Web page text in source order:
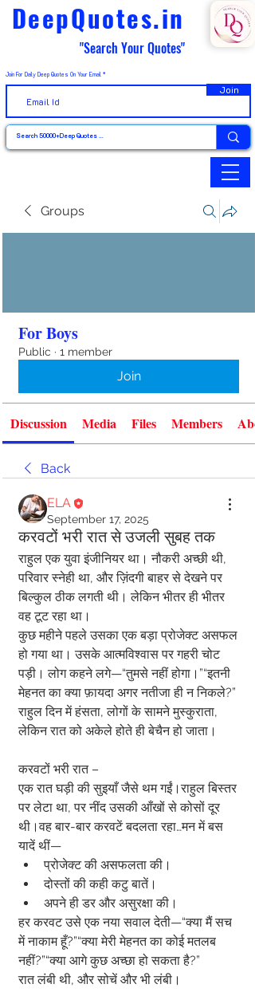
DeepQuotes.in
"Search Your Quotes"
Join For Daily Deep Quotes On Your Email
Join
Groups
For Boys
Public · 1 member
Join
Discussion Media Files Members
Back
ELA
September 17, 2025
करवटों भरी रात से उजली सुबह तक
राहुल एक युवा इंजीनियर था। नौकरी अच्छी थी,
परिवार स्नेही था, और ज़िंदगी बाहर से देखने पर
बिल्कुल ठीक लगती थी। लेकिन भीतर ही भीतर
वह टूट रहा था।
कुछ महीने पहले उसका एक बड़ा प्रोजेक्ट असफल
हो गया था। उसके आत्मविश्वास पर गहरी चोट
पड़ी। लोग कहने लगे—“तुमसे नहीं होगा।”“इतनी
मेहनत का क्या फ़ायदा अगर नतीजा ही न निकले?”
राहुल दिन में हंसता, लोगों के सामने मुस्कुराता,
लेकिन रात को अकेले होते ही बेचैन हो जाता।
करवटों भरी रात –
एक रात घड़ी की सुइयाँ जैसे थम गईं।राहुल बिस्तर
पर लेटा था, पर नींद उसकी आँखों से कोसों दूर
थी।वह बार-बार करवटें बदलता रहा…मन में बस
यादें थीं—
प्रोजेक्ट की असफलता की।
दोस्तों की कही कटु बातें।
अपने ही डर और असुरक्षा की।
हर करवट उसे एक नया सवाल देती—“क्या मैं सच
में नाकाम हूँ?”“क्या मेरी मेहनत का कोई मतलब
नहीं?”“क्या आगे कुछ अच्छा हो सकता है?”
रात लंबी थी, और सोचें और भी लंबी।